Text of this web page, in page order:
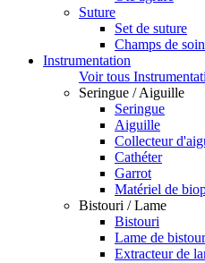
Suture
Set de suture
Champs de
Instrumentation
Voir tous
Seringue / Aiguille
Seringue
Aiguille
Collecteur
Cathéter
Garrot
Matériel de
Bistouri / Lame
Bistouri
Lame de
Extracteur de